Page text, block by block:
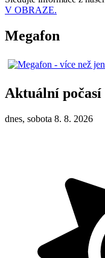
V OBRAZE.
Megafon
Aktuální počasí
dnes, sobota 8. 8. 2026